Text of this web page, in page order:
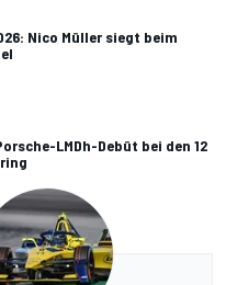
Nico Müller siegt beim
LMDh-Debüt bei den 12